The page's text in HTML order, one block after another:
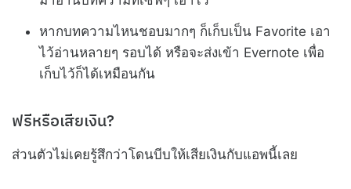
หากบทความไหนชอบมากๆ ก็เก็บเป็น Favorite เอา
ไว้อ่านหลายๆ รอบได้ หรือจะส่งเข้า Evernote เพื่อ
เก็บไว้ก็ได้เหมือนกัน
ฟรีหรือเสียเงิน?
ส่วนตัวไม่เคยรู้สึกว่าโดนบีบให้เสียเงินกับแอพนี้เลย